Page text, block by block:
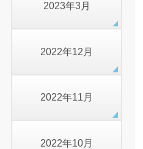
2023年3月
2022年12月
2022年11月
2022年10月